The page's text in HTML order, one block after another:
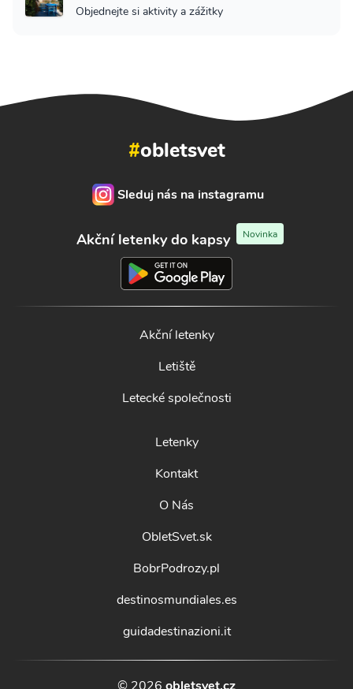
Objednejte si aktivity a zážitky
#obletsvet
Sleduj nás na instagramu
Akční letenky do kapsy Novinka
Akční letenky
Letiště
Letecké společnosti
Letenky
Kontakt
O Nás
ObletSvet.sk
BobrPodrozy.pl
destinosmundiales.es
guidadestinazioni.it